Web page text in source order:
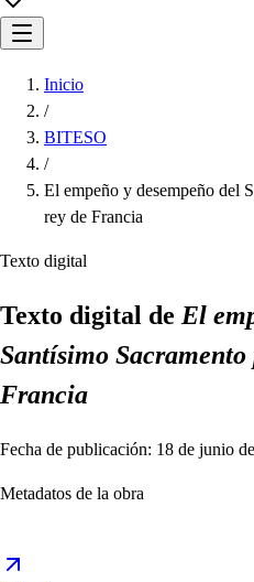
Inicio
/
BITESO
/
El empeño y desempeño del
rey de Francia
Texto digital
Texto digital de El
Santísimo
Francia
Fecha de publicación: 18 de junio
Metadatos de la obra